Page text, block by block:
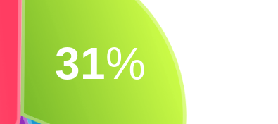
31%